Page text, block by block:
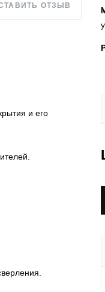
и его
ОТЗЫВ